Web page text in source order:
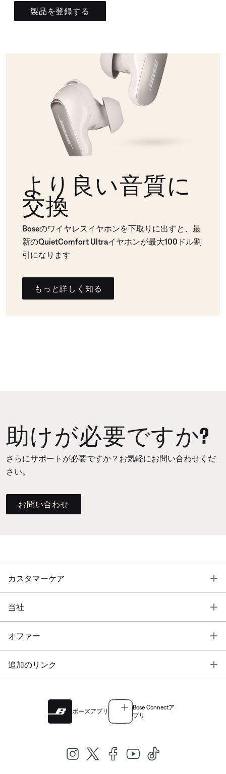
製品を登録する
より良い音質に
交換
Boseのワイヤレスイヤホンを下取りに出すと、最
新のQuietComfort Ultraイヤホンが最大100ドル割
引になります
もっと詳しく知る
助けが必要ですか?
さらにサポートが必要ですか？お気軽にお問い合わせくだ
さい。
お問い合わせ
カスタマーケア
当社
オファー
追加のリンク
ボーズアプリ
Bose Connectア
プリ